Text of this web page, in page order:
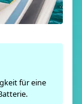
für eine